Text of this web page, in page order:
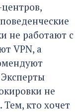
не работают с
VPN, а
не
Тем, кто хочет